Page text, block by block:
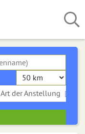
Art der Anstellung